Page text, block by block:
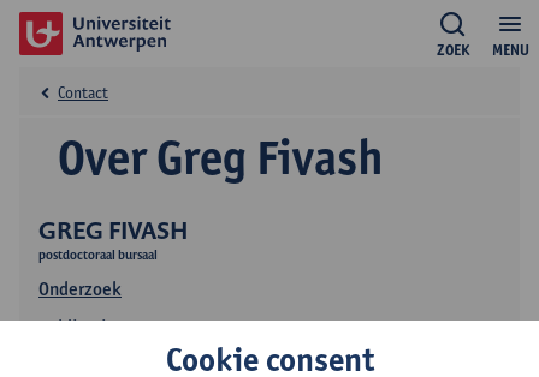
MENU
ZOEK
GREG FIVASH
postdoctoraal bursaal
Onderzoek
Publicaties
Over Greg Fivash
Contact
Cookie consent